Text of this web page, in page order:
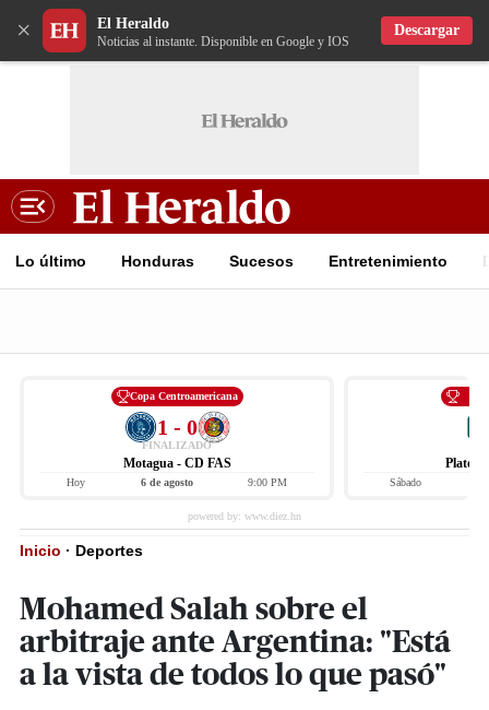
× El Heraldo
Noticias al instante. Disponible en Google y IOS
Descargar
Lo último Honduras Sucesos Entretenimiento
Copa Centroamericana
1 - 0
FINALIZADO
Motagua - CD FAS
Hoy 6 de agosto 9:00 PM Sábado
Inicio · Deportes
Mohamed Salah sobre el
arbitraje ante Argentina: "Está
a la vista de todos lo que pasó"